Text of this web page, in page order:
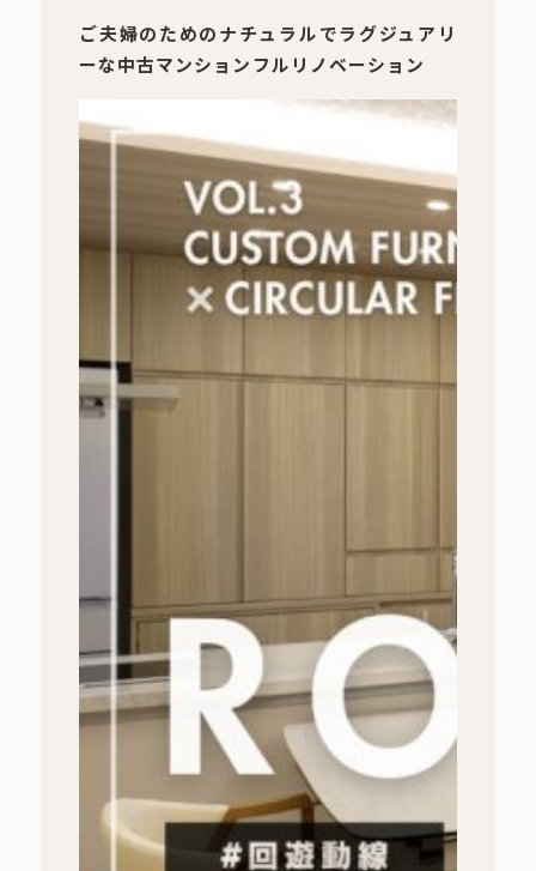
ご夫婦のためのナチュラルでラグジュアリ
ーな中古マンションフルリノベーション